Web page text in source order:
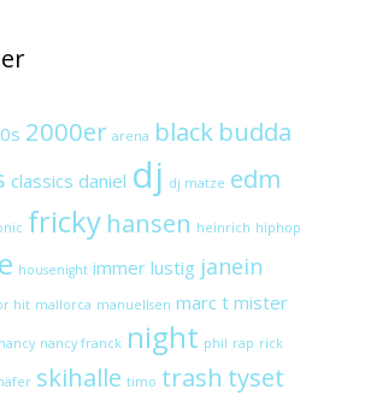
2000er arena black budda
classics daniel dj dj matze edm
fricky hansen heinrich hiphop
housenight immer lustig janein
hit mallorca manuellsen marc t mister
nancy nancy franck night phil rap rick
skihalle timo trash tyset